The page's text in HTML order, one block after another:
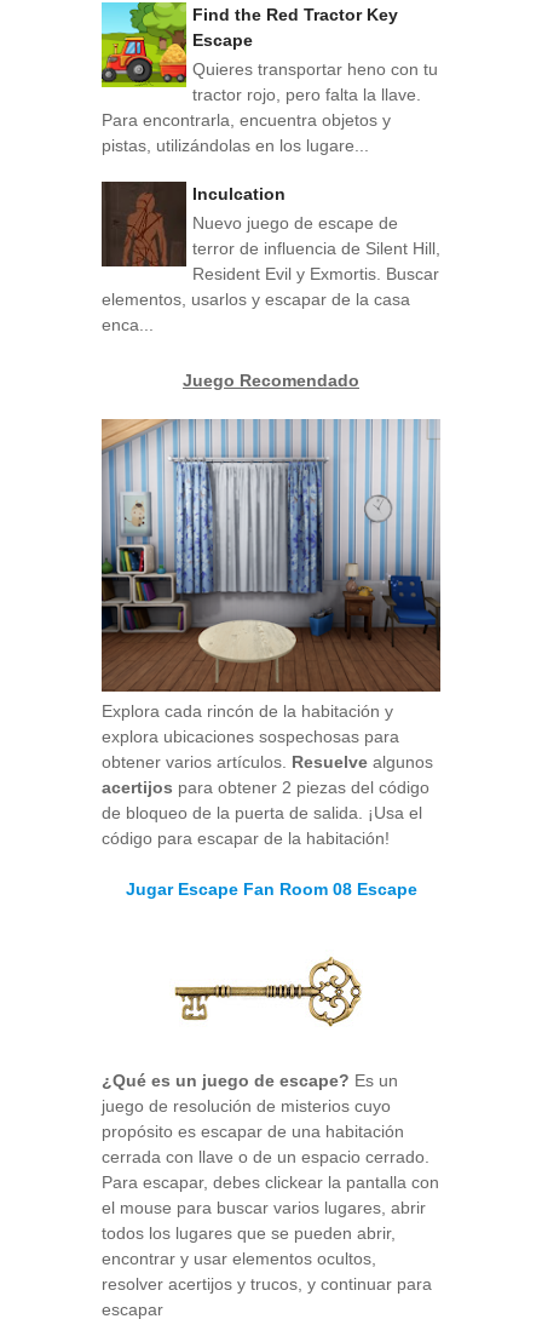
Find the Red Tractor Key
Escape
Quieres transportar heno con tu
tractor rojo, pero falta la llave.
Para encontrarla, encuentra objetos y
pistas, utilizándolas en los lugare...
Inculcation
Nuevo juego de escape de
terror de influencia de Silent Hill,
Resident Evil y Exmortis. Buscar
elementos, usarlos y escapar de la casa
enca...
Juego Recomendado
Explora cada rincón de la habitación y
explora ubicaciones sospechosas para
obtener varios artículos. Resuelve algunos
acertijos para obtener 2 piezas del código
de bloqueo de la puerta de salida. ¡Usa el
código para escapar de la habitación!
Jugar Escape Fan Room 08 Escape
¿Qué es un juego de escape? Es un
juego de resolución de misterios cuyo
propósito es escapar de una habitación
cerrada con llave o de un espacio cerrado.
Para escapar, debes clickear la pantalla con
el mouse para buscar varios lugares, abrir
todos los lugares que se pueden abrir,
encontrar y usar elementos ocultos,
resolver acertijos y trucos, y continuar para
escapar